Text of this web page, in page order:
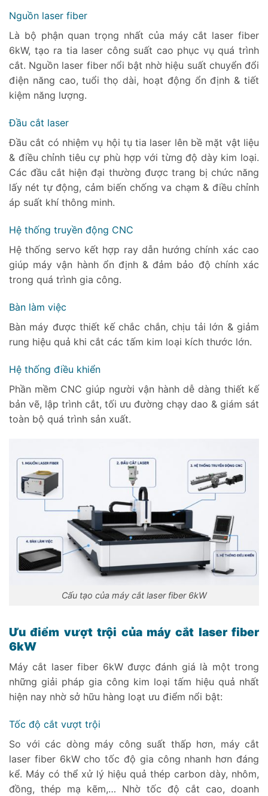
Nguồn laser fiber
Là bộ phận quan trọng nhất của máy cắt laser fiber
6kW, tạo ra tia laser công suất cao phục vụ quá trình
cắt. Nguồn laser fiber nổi bật nhờ hiệu suất chuyển đổi
điện năng cao, tuổi thọ dài, hoạt động ổn định & tiết
kiệm năng lượng.
Đầu cắt laser
Đầu cắt có nhiệm vụ hội tụ tia laser lên bề mặt vật liệu
& điều chỉnh tiêu cự phù hợp với từng độ dày kim loại.
Các đầu cắt hiện đại thường được trang bị chức năng
lấy nét tự động, cảm biến chống va chạm & điều chỉnh
áp suất khí thông minh.
Hệ thống truyền động CNC
Hệ thống servo kết hợp ray dẫn hướng chính xác cao
giúp máy vận hành ổn định & đảm bảo độ chính xác
trong quá trình gia công.
Bàn làm việc
Bàn máy được thiết kế chắc chắn, chịu tải lớn & giảm
rung hiệu quả khi cắt các tấm kim loại kích thước lớn.
Hệ thống điều khiển
Phần mềm CNC giúp người vận hành dễ dàng thiết kế
bản vẽ, lập trình cắt, tối ưu đường chạy dao & giám sát
toàn bộ quá trình sản xuất.
Cấu tạo của máy cắt laser fiber 6kW
Ưu điểm vượt trội của máy cắt laser fiber
6kW
Máy cắt laser fiber 6kW được đánh giá là một trong
những giải pháp gia công kim loại tấm hiệu quả nhất
hiện nay nhờ sở hữu hàng loạt ưu điểm nổi bật:
Tốc độ cắt vượt trội
So với các dòng máy công suất thấp hơn, máy cắt
laser fiber 6kW cho tốc độ gia công nhanh hơn đáng
kể. Máy có thể xử lý hiệu quả thép carbon dày, nhôm,
đồng, thép mạ kẽm,… Nhờ tốc độ cắt cao, doanh